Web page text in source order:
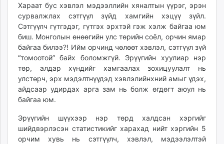
Хараат бус хэвлэл мэдээллийн хяналтын үүрэг, эрэн
сурвалжлах сэтгүүл зүйд хамгийн хэцүү зүйл.
Сэтгүүлч гүтгэдэг, гүтгэх эрхтэй гэж хэлж байгаа юм
биш. Монголын өнөөгийн улс төрийн соёл, орчин ямар
байгаа билээ?! Ийм орчинд чөлөөт хэвлэл, сэтгүүл зүй
“томоотой” байх боломжгүй. Эрүүгийн хуулиар нэр
төр, алдар хүндийг хамгаалах зохицуулалт нь
улстөрч, эрх мэдэлтнүүдэд хэвлэлийнхний амыг үдэх,
айдсаар удирдах арга зам нь болж өгдөгт аюул нь
байгаа юм.
Эрүүгийн шүүхээр нэр төрд халдсан хэргийг
шийдвэрлэсэн статистикийг харахад нийт хэргийн 5
орчим хувь нь сэтгүүлч, хэвлэл, мэдээлэлтэй